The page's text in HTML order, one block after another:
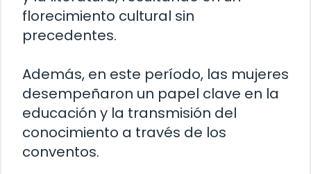
florecimiento cultural sin
precedentes.
Además, en este período, las mujeres
desempeñaron un papel clave en la
educación y la transmisión del
conocimiento a través de los
conventos.